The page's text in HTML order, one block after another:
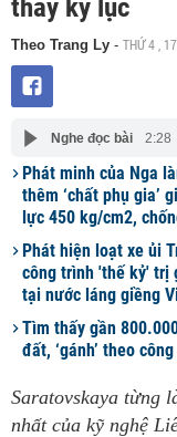
thay kỷ lục
Theo Trang Ly - THỨ 4 ,
Nghe đọc bài 2:28
Phát minh của Nga
thêm ‘chất phụ gia’
lực 450 kg/cm2,
Phát hiện loạt xe ủi
công trình 'thế kỷ' trị
tại nước láng giềng
Tìm thấy gần
đất, ‘gánh’ theo
Saratovskaya từng
nhất của kỹ nghệ